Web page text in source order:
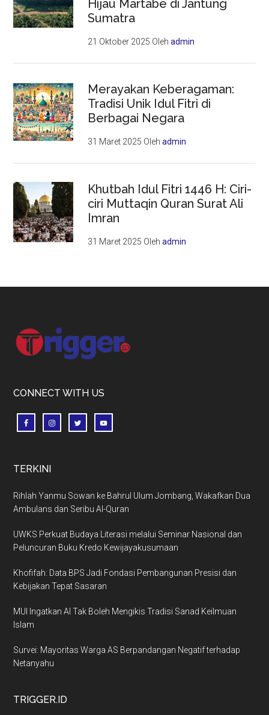
Hijau Martabe di Jantung
Sumatra
21 Oktober 2025 Olehadmin
Merayakan Keberagaman:
Tradisi Unik Idul Fitri di
Berbagai Negara
31 Maret 2025 Olehadmin
Khutbah Idul Fitri 1446 H: Ciri-
ciri Muttaqin Quran Surat Ali
Imran
31 Maret 2025 Olehadmin
Footer
CONNECT WITH US
TERKINI
Rihlah Yanmu Sowan ke Bahrul Ulum Jombang, Wakafkan Dua
Ambulans dan Seribu Al-Quran
UWKS Perkuat Budaya Literasi melalui Seminar Nasional dan
Peluncuran Buku Kredo Kewijayakusumaan
Khofifah: Data BPS Jadi Fondasi Pembangunan Presisi dan
Kebijakan Tepat Sasaran
MUI Ingatkan AI Tak Boleh Mengikis Tradisi Sanad Keilmuan
Islam
Survei: Mayoritas Warga AS Berpandangan Negatif terhadap
Netanyahu
TRIGGER.ID